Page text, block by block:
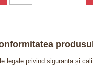
legale privind siguranța și